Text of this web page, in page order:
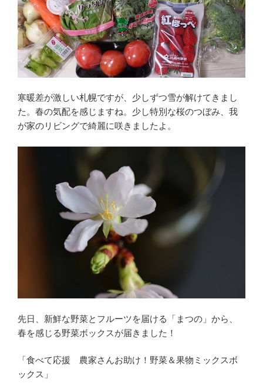
寒暖差が激しい札幌ですが、少しずつ雪が解けてきまし
た。春の気配を感じますね。少し特別な桜のつぼみ、我
が家のリビングで綺麗に咲きましたよ。
先日、新鮮な野菜とフルーツを届ける「まつの」から、
春を感じる野菜ボックスが届きました！
「食べて応援 農家さんお助け！野菜＆果物ミックスボ
ックス」